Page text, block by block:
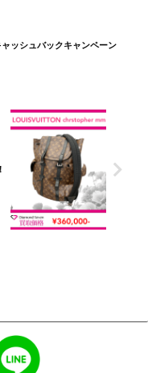
ッシュバックキャンペーン